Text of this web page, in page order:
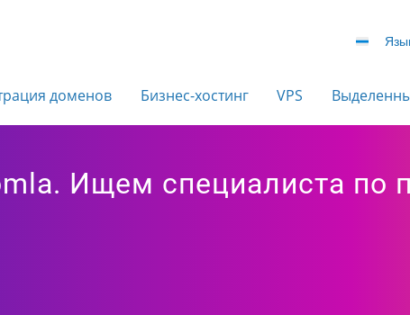
доменов Бизнес-хостинг VPS
Ищем специалиста по